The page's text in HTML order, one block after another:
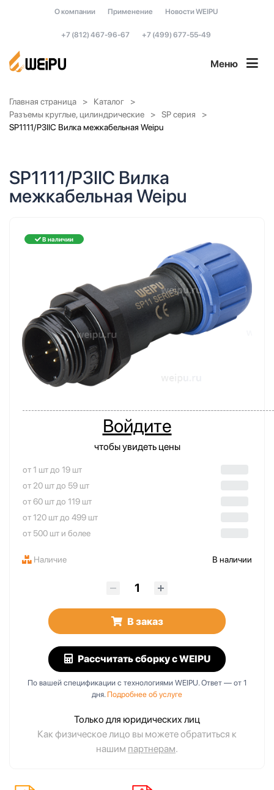
О компании Применение Новости WEIPU
+7 (812) 467-96-67 +7 (499) 677-55-49
Меню
Главная страница
Каталог
Разъемы круглые, цилиндрические
SP серия
SP1111/P3IIC Вилка межкабельная Weipu
SP1111/P3IIC Вилка
межкабельная Weipu
В наличии
Войдите
чтобы увидеть цены
от 1 шт до 19 шт
от 20 шт до 59 шт
от 60 шт до 119 шт
от 120 шт до 499 шт
от 500 шт и более
Наличие В наличии
В заказ
Рассчитать сборкус WEIPU
По вашей спецификации с технологиями WEIPU. Ответ — от 1
дня. Подробнее об услуге
Только для юридических лиц
Как физическое лицо вы можете обратиться к
нашим партнерам.